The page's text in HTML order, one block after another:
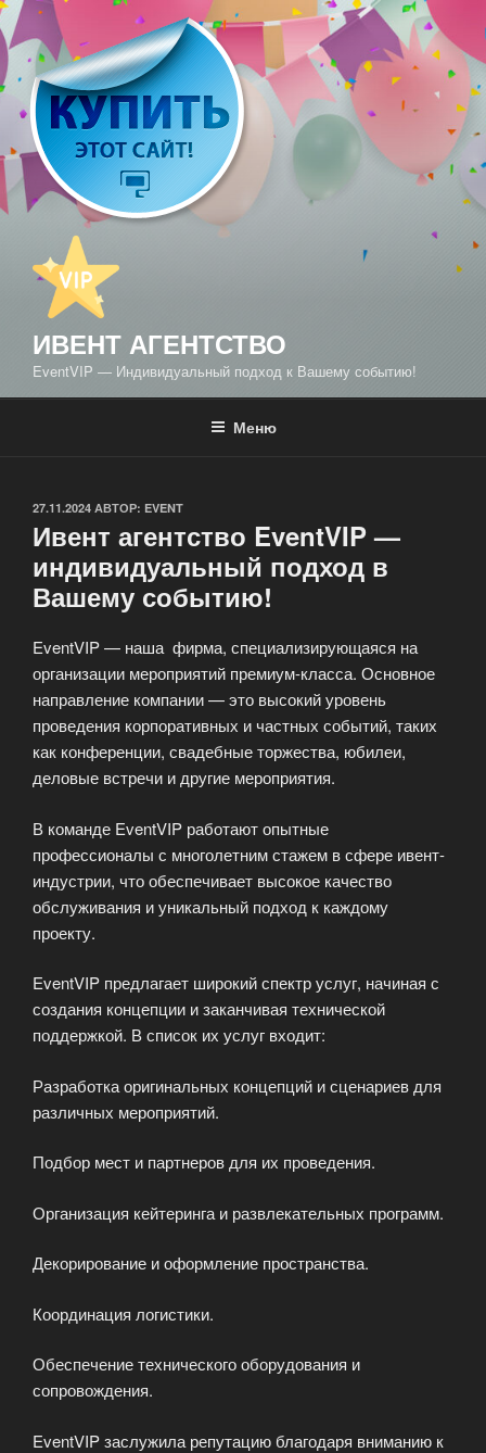
Перейти
к
содержимому
ИВЕНТ АГЕНТСТВО
EventVIP — Индивидуальный подход к Вашему событию!
Меню
ОПУБЛИКОВАНО
27.11.2024 АВТОР: EVENT
Ивент агентство EventVIP —
индивидуальный подход в
Вашему событию!
EventVIP — наша фирма, специализирующаяся на
организации мероприятий премиум-класса. Основное
направление компании — это высокий уровень
проведения корпоративных и частных событий, таких
как конференции, свадебные торжества, юбилеи,
деловые встречи и другие мероприятия.
В команде EventVIP работают опытные
профессионалы с многолетним стажем в сфере ивент-
индустрии, что обеспечивает высокое качество
обслуживания и уникальный подход к каждому
проекту.
EventVIP предлагает широкий спектр услуг, начиная с
создания концепции и заканчивая технической
поддержкой. В список их услуг входит:
Разработка оригинальных концепций и сценариев для
различных мероприятий.
Подбор мест и партнеров для их проведения.
Организация кейтеринга и развлекательных программ.
Декорирование и оформление пространства.
Координация логистики.
Обеспечение технического оборудования и
сопровождения.
EventVIP заслужила репутацию благодаря вниманию к